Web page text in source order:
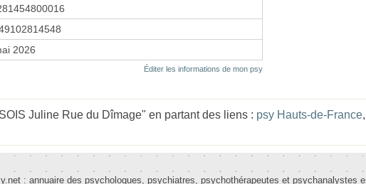
2026
Éditer les informations de mon psy
Juline Rue du Dîmage" en partant des liens : psy Hauts-de-France,
: annuaire des psychologues, psychiatres, psychothérapeutes et psychanalystes